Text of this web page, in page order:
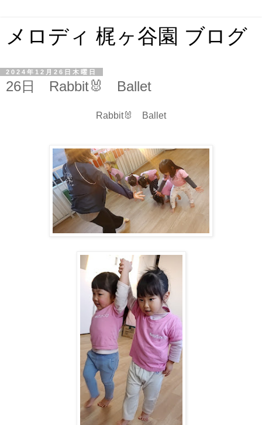
メロディ 梶ヶ谷園 ブログ
2024年12月26日木曜日
26日 Rabbit🐰 Ballet
Rabbit🐰 Ballet